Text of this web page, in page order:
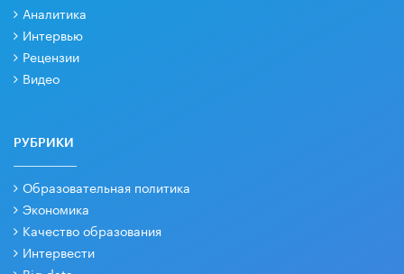
Аналитика
Интервью
Рецензии
Видео
РУБРИКИ
Образовательная политика
Экономика
Качество образования
Интервести